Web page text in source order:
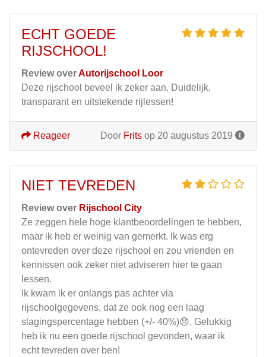
ECHT GOEDE
RIJSCHOOL!
Review overAutorijschool Loor
Deze rijschool beveel ik zeker aan. Duidelijk,
transparant en uitstekende rijlessen!
Door Frits op 20 augustus 2019
Reageer
NIET TEVREDEN
Review over Rijschool City
Ze zeggen hele hoge klantbeoordelingen te hebben,
maar ik heb er weinig van gemerkt. Ik was erg
ontevreden over deze rijschool en zou vrienden en
kennissen ook zeker niet adviseren hier te gaan
lessen.
Ik kwam ik er onlangs pas achter via
rijschoolgegevens, dat ze ook nog een laag
slagingspercentage hebben (+/- 40%)😞. Gelukkig
heb ik nu een goede rijschool gevonden, waar ik
echt tevreden over ben!